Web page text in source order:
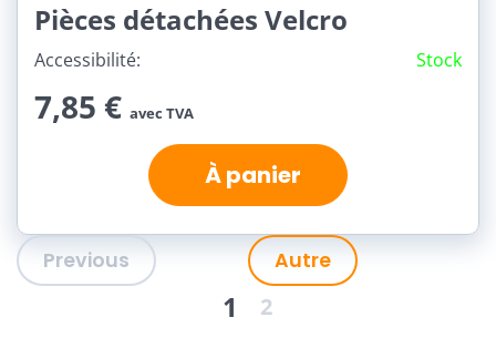
Pièces détachées Velcro
Accessibilité: Stock
7,85 € avec TVA
À panier
Previous
1 2
Autre